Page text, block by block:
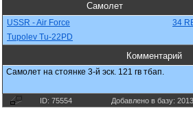
Самолет
USSR - Air Force
34
Tupolev Tu-22PD
Комментарий
Самолет на стоянке 3-й эск. 121 гв тбап.
ID: 75554 Добавлено в базу: